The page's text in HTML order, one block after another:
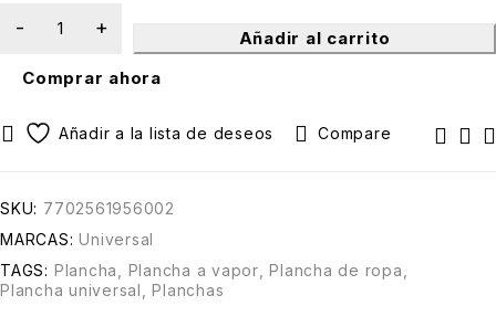
Añadir al carrito
Comprar ahora
Compare
SKU: 7702561956002
MARCAS: Universal
TAGS: Plancha Plancha a vapor ,Plancha de ropa
Plancha universal
,Planchas